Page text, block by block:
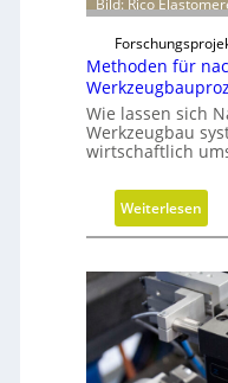
d
e
r
i
n
ö
e
r
e
D
Bild: Rico
Methoden für
Wie lassen sich
Werkzeugbau
wirtschaftlich
Weiterlesen:
M
t
h
o
d